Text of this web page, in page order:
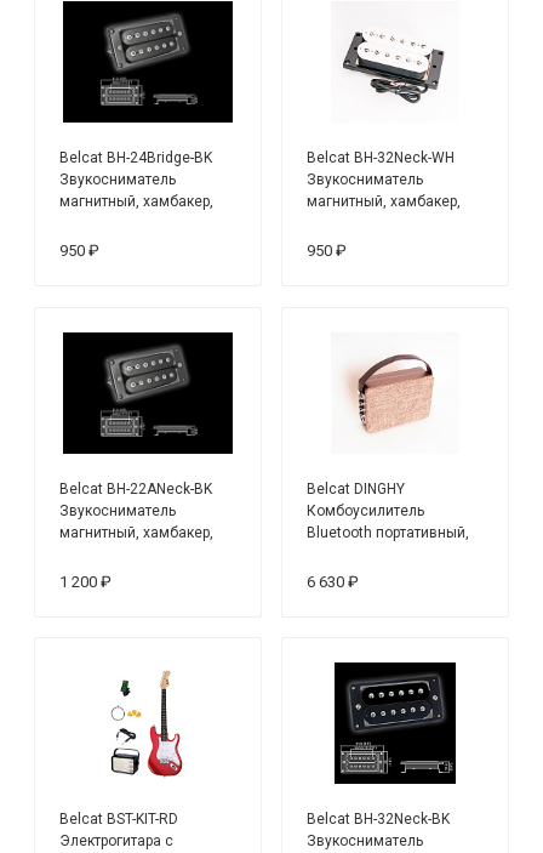
Belcat BH-24Bridge-BK
Звукосниматель
магнитный, хамбакер,
950 ₽
Belcat BH-32Neck-WH
Звукосниматель
магнитный, хамбакер,
950 ₽
Belcat BH-22ANeck-BK
Звукосниматель
магнитный, хамбакер,
1 200 ₽
Belcat DINGHY
Комбоусилитель
Bluetooth портативный,
6 630 ₽
Belcat BST-KIT-RD
Электрогитара с
Belcat BH-32Neck-BK
Звукосниматель